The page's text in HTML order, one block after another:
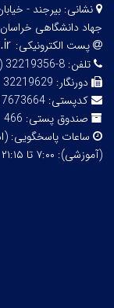
نشانی: بیرجند -
جهاد دانشگاهی
پست الکترونیکی:
تلفن: 8-32219356 (056)
دورنگار: 32219629
کدپستی:
صندوق پستی: 466
ساعات پاسخگویی:
(آموزشی): ۷:۰۰ تا ۲۱:۱۵